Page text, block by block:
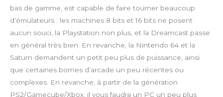
bas de gamme, est capable de faire tourner beaucoup
d’émulateurs : les machines 8 bits et 16 bits ne posent
aucun souci, la Playstation non plus, et la Dreamcast passe
en général très bien. En revanche, la Nintendo 64 et la
Saturn demandent un petit peu plus de puissance, ainsi
que certaines bornes d’arcade un peu récentes ou
complexes. En revanche, à partir de la génération
PS2/Gamecube/Xbox, il vous faudra un PC un peu plus